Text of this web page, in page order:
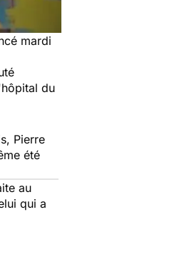
mardi
du
Pierre
été
au
qui a